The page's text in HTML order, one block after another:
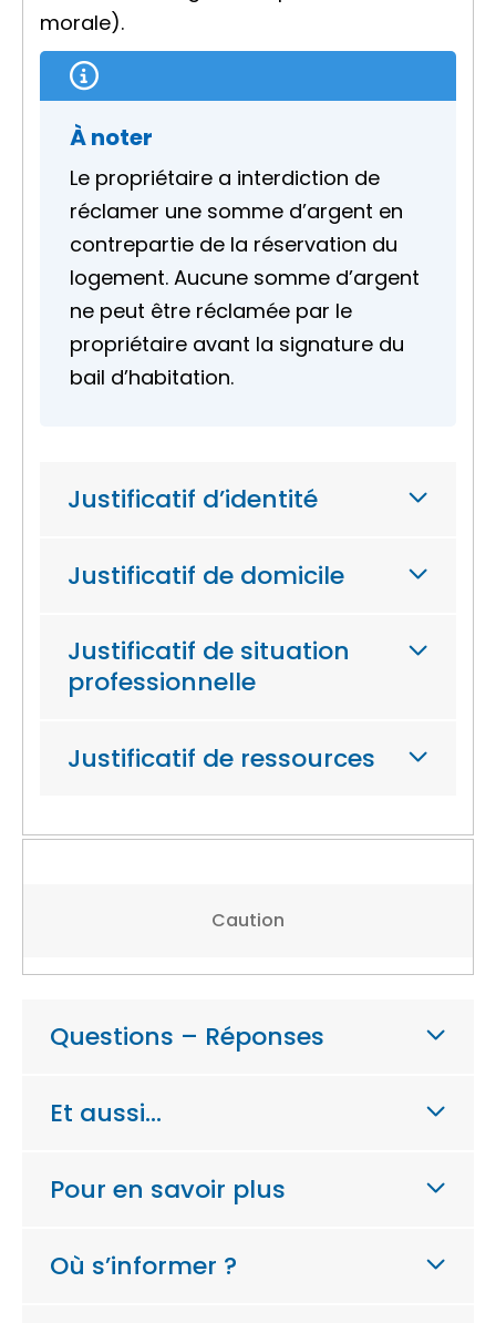
morale).
À noter
Le propriétaire a interdiction de
réclamer une somme d’argent en
contrepartie de la réservation du
logement. Aucune somme d’argent
ne peut être réclamée par le
propriétaire avant la signature du
bail d’habitation.
Justificatif d’identité
Justificatif de domicile
Justificatif de situation
professionnelle
Justificatif de ressources
Caution
Questions – Réponses
Et aussi…
Pour en savoir plus
Où s’informer ?